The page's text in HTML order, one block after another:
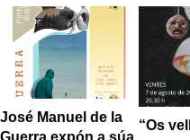
José Manuel de la
Guerra expón a súa
“Os